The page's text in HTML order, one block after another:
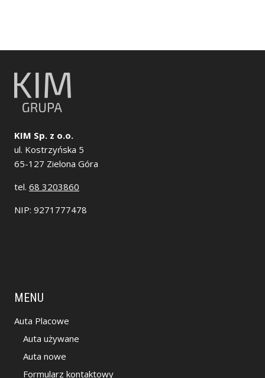
KIM Sp. z o.o.
ul. Kostrzyńska 5
65-127 Zielona Góra
tel. 68 3203860
NIP: 9271777478
MENU
Auta Placowe
Auta używane
Auta nowe
Formularz kontaktowy